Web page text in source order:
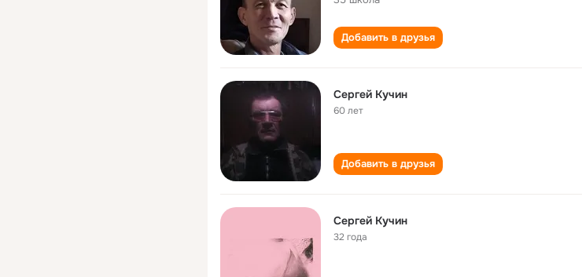
Добавить в друзья
Сергей Кучин
60 лет
Добавить в друзья
Сергей Кучин
32 года